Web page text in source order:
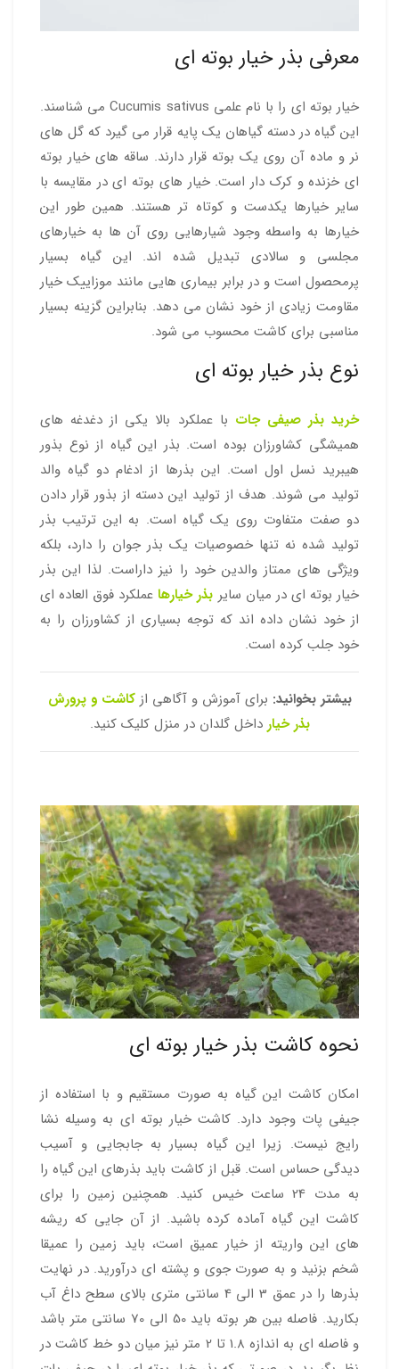
معرفی بذر خیار بوته ای
خیار بوته ای را با نام علمی Cucumis sativus می شناسند.
این گیاه در دسته گیاهان یک پایه قرار می گیرد که گل های
نر و ماده آن روی یک بوته قرار دارند. ساقه های خیار بوته
ای خزنده و کرک دار است. خیار های بوته ای در مقایسه با
سایر خیارها یکدست و کوتاه تر هستند. همین طور این
خیارها به واسطه وجود شیارهایی روی آن ها به خیارهای
مجلسی و سالادی تبدیل شده اند. این گیاه بسیار
پرمحصول است و در برابر بیماری هایی مانند موزاییک خیار
مقاومت زیادی از خود نشان می دهد. بنابراین گزینه بسیار
مناسبی برای کاشت محسوب می شود.
نوع بذر خیار بوته ای
خرید بذر صیفی جات با عملکرد بالا یکی از دغدغه های
همیشگی کشاورزان بوده است. بذر این گیاه از نوع بذور
هیبرید نسل اول است. این بذرها از ادغام دو گیاه والد
تولید می شوند. هدف از تولید این دسته از بذور قرار دادن
دو صفت متفاوت روی یک گیاه است. به این ترتیب بذر
تولید شده نه تنها خصوصیات یک بذر جوان را دارد، بلکه
ویژگی های ممتاز والدین خود را نیز داراست. لذا این بذر
خیار بوته ای در میان سایر بذر خیارهاعملکرد فوق العاده ای
از خود نشان داده اند که توجه بسیاری از کشاورزان را به
خود جلب کرده است.
بیشتر بخوانید: برای آموزش و آگاهی ازکاشت و پرورش
بذر خیار داخل گلدان در منزل کلیک کنید.
نحوه کاشت بذر خیار بوته ای
امکان کاشت این گیاه به صورت مستقیم و با استفاده از
جیفی پات وجود دارد. کاشت خیار بوته ای به وسیله نشا
رایج نیست. زیرا این گیاه بسیار به جابجایی و آسیب
دیدگی حساس است. قبل از کاشت باید بذرهای این گیاه را
به مدت 24 ساعت خیس کنید. همچنین زمین را برای
کاشت این گیاه آماده کرده باشید. از آن جایی که ریشه
های این واریته از خیار عمیق است، باید زمین را عمیقا
شخم بزنید و به صورت جوی و پشته ای درآورید. در نهایت
بذرها را در عمق 3 الی 4 سانتی متری بالای سطح داغ آب
بکارید. فاصله بین هر بوته باید 50 الی 70 سانتی متر باشد
و فاصله ای به اندازه 1.8 تا 2 متر نیز میان دو خط کاشت در